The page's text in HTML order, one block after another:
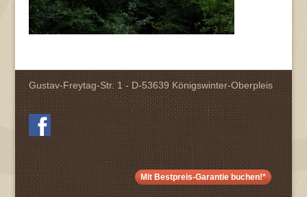
Gustav-Freytag-Str. 1 - D-53639 Königswinter-Oberpleis
Mit Bestpreis-Garantie buchen!*